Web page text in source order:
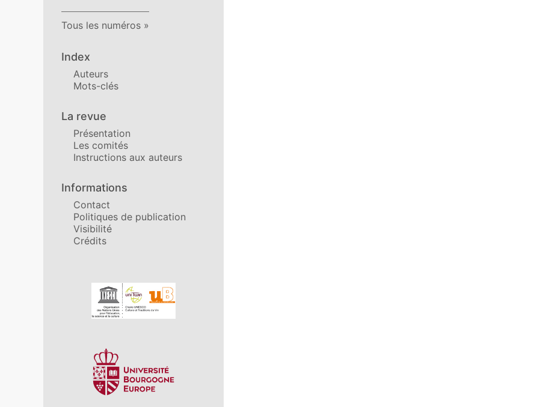
Tous les numéros
Index
Auteurs
Mots-clés
La revue
Présentation
Les comités
Instructions aux auteurs
Informations
Contact
Politiques de publication
Visibilité
Crédits
Affiliations/partenaires